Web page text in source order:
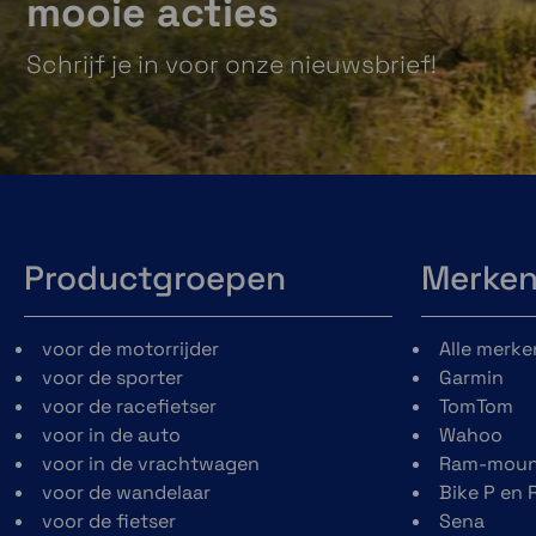
Kies uit een van de
3 kleuren. 2
varianten zijn
leverbaar met een
metalen
afwerking.
IP67 waterdicht
schokbestendig,
de
Beeline
is gemaakt
ieder weer
route
weerstaan.
mooie acties
Schrijf je in voor onze nieuwsbrief!
Productgroepen
voor de motorrijder
voor de sporter
voor de racefietser
voor in de auto
voor in de vrachtwagen
voor de wandelaar
voor de fietser
Merken
Alle
Garmin
TomTom
Wahoo
Ram-
Bike P en
Sena